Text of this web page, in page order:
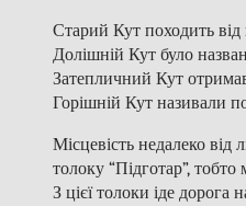
Старий Кут походить від
Долішній Кут було
Затепличний Кут
Горішній Кут називали
Місцевість недалеко від
толоку “Підготар”,
З цієї толоки іде